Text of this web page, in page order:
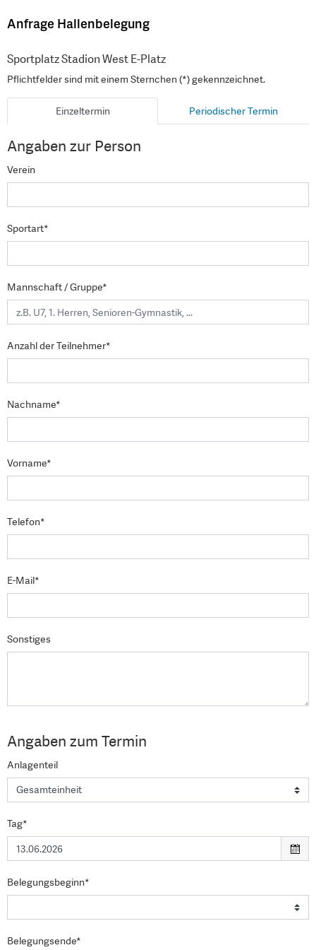
Anfrage Hallenbelegung
Sportplatz Stadion West E-Platz
Pflichtfelder sind mit einem Sternchen (*) gekennzeichnet.
Einzeltermin Periodischer Termin
Angaben zur Person
Verein
Sportart*
Mannschaft / Gruppe*
Anzahl der Teilnehmer*
Nachname*
Vorname*
Telefon*
E-Mail*
Sonstiges
Angaben zum Termin
Anlagenteil
Tag*
Belegungsbeginn*
Belegungsende*